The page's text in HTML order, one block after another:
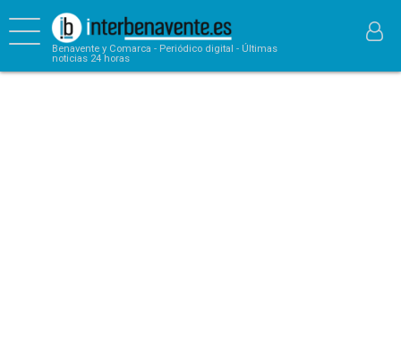
Benavente y Comarca - Periódico digital - Últimas
noticias 24 horas